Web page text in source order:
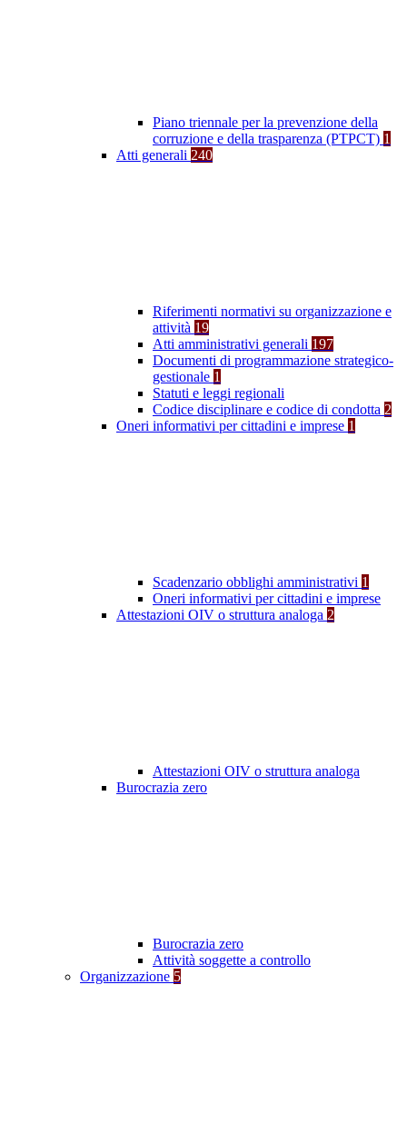
Piano triennale per la prevenzione della
corruzione e della trasparenza (PTPCT) 1
Atti generali 240
Riferimenti normativi su organizzazione e
attività 19
Atti amministrativi generali 197
Documenti di programmazione strategico-
gestionale 1
Statuti e leggi regionali
Codice disciplinare e codice di condotta 2
Oneri informativi per cittadini e imprese 1
Scadenzario obblighi amministrativi 1
Oneri informativi per cittadini e imprese
Attestazioni OIV o struttura analoga 2
Attestazioni OIV o struttura analoga
Burocrazia zero
Burocrazia zero
Attività soggette a controllo
Organizzazione 5